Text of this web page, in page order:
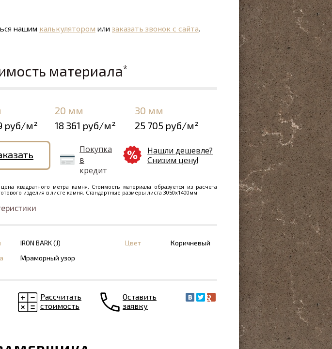
нашим калькулятором или заказать звонок с сайта.
материала*
руб/м²
20 мм
18 361 руб/м²
30 мм
25 705 руб/м²
Покупка
в
кредит
Нашли дешевле?
Снизим цену!
квадратного метра камня. Стоимость материала образуется из расчета
изделия в листе камня. Стандартные размеры листа 3050х1400мм.
IRON BARK (J) Цвет
Коричневый
Мраморный узор
Рассчитать
стоимость
Оставить
заявку